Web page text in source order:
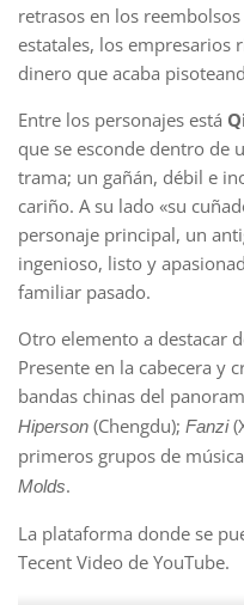
retrasos en los
estatales, los empresarios
dinero que acaba
Entre los personajes está
que se esconde dentro de
trama; un gañán, débil e
cariño. A su lado «su
personaje principal, un
ingenioso, listo y
familiar pasado.
Otro elemento a destacar
Presente en la cabecera y
bandas chinas del
Hiperson (Chengdu); Fanzi
primeros grupos de
Molds.
La plataforma donde se
Tecent Video de YouTube.